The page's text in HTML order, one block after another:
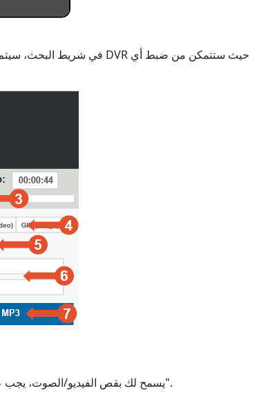
Yout يسمح لك بقص الفيديو/الصوت، يجب عليك سحب نطاق الوقت أو تغيير القيم في الحقلين "من" و"إلى".